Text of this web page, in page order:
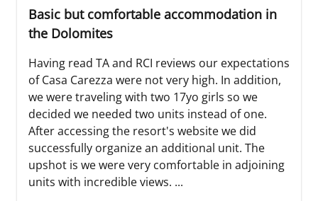
Basic but comfortable accommodation in
the Dolomites
Having read TA and RCI reviews our expectations
of Casa Carezza were not very high. In addition,
we were traveling with two 17yo girls so we
decided we needed two units instead of one.
After accessing the resort's website we did
successfully organize an additional unit. The
upshot is we were very comfortable in adjoining
units with incredible views. ...